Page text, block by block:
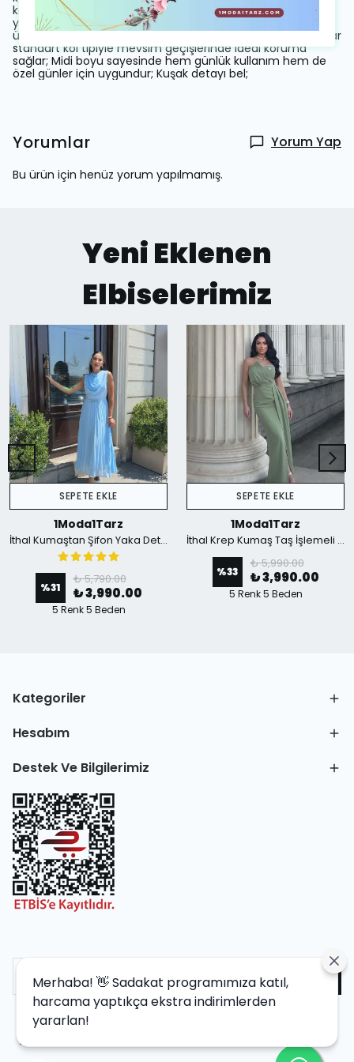
karışımından oluşan materyali dayanıklılığı artırırken
yumuşak bir dokunuş hissi verir; Dijital baskı tekniği ile
üretilen baskılı desenler canlı ve uzun ömürlüdür; Uzun kollar
standart kol tipiyle mevsim geçişlerinde ideal koruma
sağlar; Midi boyu sayesinde hem günlük kullanım hem de
özel günler için uygundur; Kuşak detayı bel;
Yorumlar Yorum Yap
Bu ürün için henüz yorum yapılmamış.
Yeni Eklenen
Elbiselerimiz
SEPETE EKLE
1Moda1Tarz
İthal Kumaştan Şifon Yaka Detaylı Piliseli Kemerli Astarlı Özel Tasarım Elbise - mavi
%31
₺ 5,790.00
₺ 3,990.00
5 Renk 5 Beden
SEPETE EKLE
1Moda1Tarz
İthal Krep Kumaş Taş İşlemeli Askılı Astarlı Özel Tasarım Yırtmaçlı Maxi Elbise - Yeşil
%33
₺ 5,990.00
₺ 3,990.00
5 Renk 5 Beden
Kategoriler
Hesabım
Destek Ve Bilgilerimiz
Merhaba! 👋 Sadakat programımıza katıl,
harcama yaptıkça ekstra indirimlerden
yararlan!